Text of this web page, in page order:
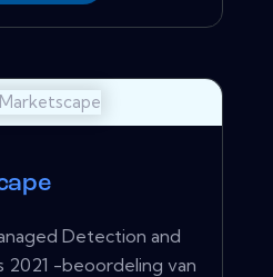
Detection and
2021 -beoordeling van